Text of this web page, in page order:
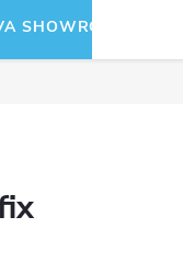
SHOWROOMU